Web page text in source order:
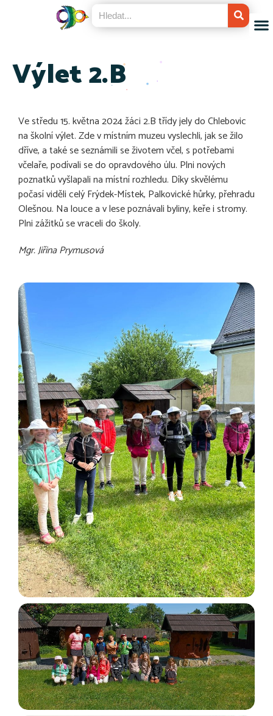
Výlet 2.B
Ve středu 15. května 2024 žáci 2.B třídy jely do Chlebovic
na školní výlet. Zde v místním muzeu vyslechli, jak se žilo
dříve, a také se seznámili se životem včel, s potřebami
včelaře, podívali se do opravdového úlu. Plni nových
poznatků vyšlapali na místní rozhledu. Díky skvělému
počasí viděli celý Frýdek-Místek, Palkovické hůrky, přehradu
Olešnou. Na louce a v lese poznávali byliny, keře i stromy.
Plni zážitků se vraceli do školy.
Mgr. Jiřina Prymusová